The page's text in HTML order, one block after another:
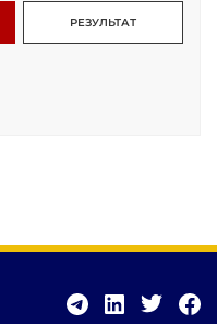
РЕЗУЛЬТАТ